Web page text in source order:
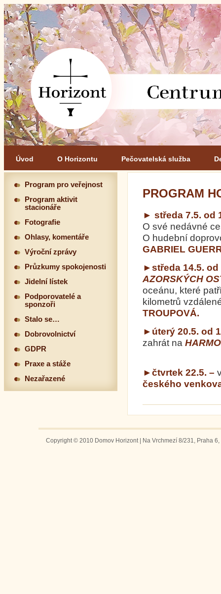
Úvod O Horizontu Pečovatelská služba
PROGRAM
► středa 7.5. od
O své nedávné
O hudební
►středa 14.5. od
AZORSKÝCH
oceánu, které
kilometrů
TROUPOVÁ.
►úterý 20.5. od
zahrát na
►čtvrtek 22.5. –
českého
Program pro veřejnost
Program aktivit
stacionáře
Fotografie
Ohlasy, komentáře
Výroční zprávy
Průzkumy spokojenosti
Jidelní lístek
Podporovatelé a
sponzoři
Stalo se…
Dobrovolnictví
GDPR
Praxe a stáže
Nezařazené
Copyright © 2010 Domov Horizont | Na Vrchmezí 8/231, Praha